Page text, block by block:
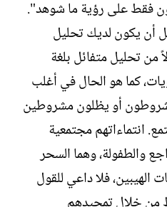
فقط على رؤية ما شوهد".
أن يكون لديك تحليل
تحليل متفائل بلغة
كما هو الحال في أغلب
أو يظلون مشروطين
انتماءاتهم مجتمعية
والطفولة، وهما السحر
الهيبين، فلا داعي للقول